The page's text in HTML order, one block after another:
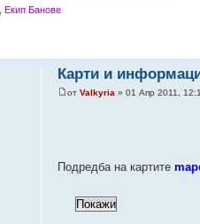
Екип Банове
Карти и
отValkyria » 01 Апр 2011,
Подредба на картите